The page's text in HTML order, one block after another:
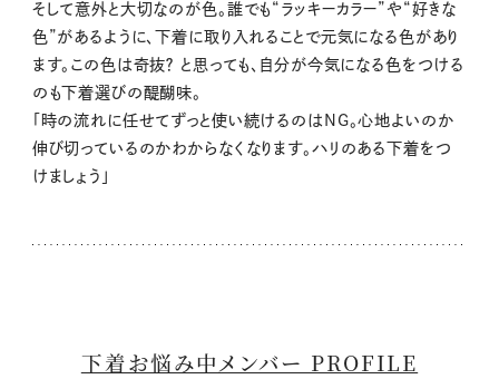
そして意外と大切なのが色。誰でも“ラッキーカラー”や“好きな
色”があるように、下着に取り入れることで元気になる色があり
ます。この色は奇抜？ と思っても、自分が今気になる色をつける
のも下着選びの醍醐味。
「時の流れに任せてずっと使い続けるのはNG。心地よいのか
伸び切っているのかわからなくなります。ハリのある下着をつ
けましょう」
下着お悩み中メンバー PROFILE